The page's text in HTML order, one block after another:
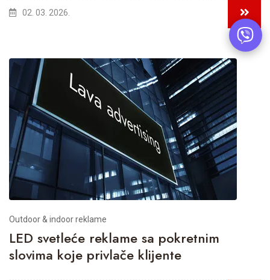
02. 03. 2026.
Outdoor & indoor reklame
LED svetleće reklame sa pokretnim
slovima koje privlače klijente